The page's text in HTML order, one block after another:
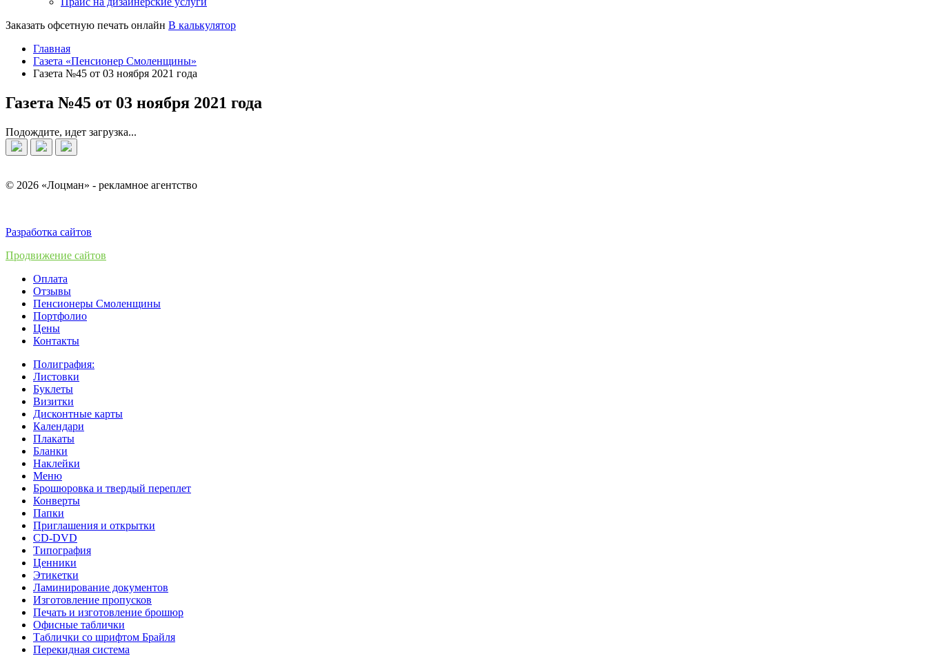
Заказать офсетную печать онлайн В калькулятор
Главная
Газета «Пенсионер Смоленщины»
Газета №45 от 03 ноября 2021 года
Газета №45 от 03 ноября 2021 года
Подождите, идет загрузка...
© 2026 «Лоцман» - рекламное агентство
Разработка сайтов
Продвижение сайтов
Оплата
Отзывы
Пенсионеры Смоленщины
Портфолио
Цены
Контакты
Полиграфия:
Листовки
Буклеты
Визитки
Дисконтные карты
Календари
Плакаты
Бланки
Наклейки
Меню
Брошюровка и твердый переплет
Конверты
Папки
Приглашения и открытки
CD-DVD
Типография
Ценники
Этикетки
Ламинирование документов
Изготовление пропусков
Печать и изготовление брошюр
Офисные таблички
Таблички со шрифтом Брайля
Перекидная система